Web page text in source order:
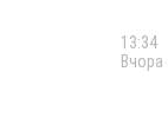
13:34
Вчора